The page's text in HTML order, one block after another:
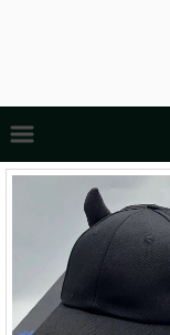
上架時間 銷售件數
樣式尺寸篩選
全部樣式 黑
藍
綠